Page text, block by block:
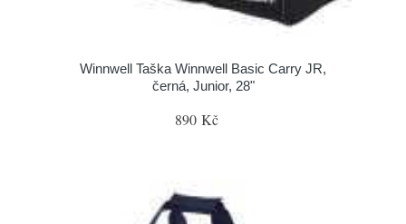
Winnwell Taška Winnwell Basic Carry JR,
černá, Junior, 28"
890 Kč